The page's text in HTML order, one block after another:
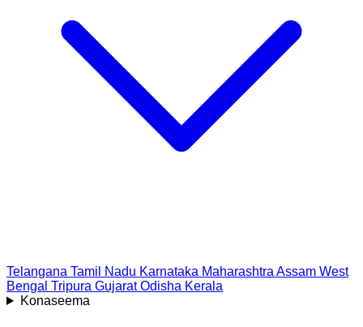
Telangana Tamil Nadu Karnataka Maharashtra Assam West
Bengal Tripura Gujarat Odisha Kerala
Konaseema